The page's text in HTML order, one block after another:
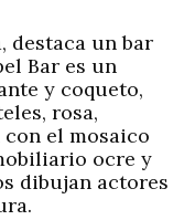
destaca un bar
Bar es un
y coqueto,
rosa,
el mosaico
ocre y
dibujan actores